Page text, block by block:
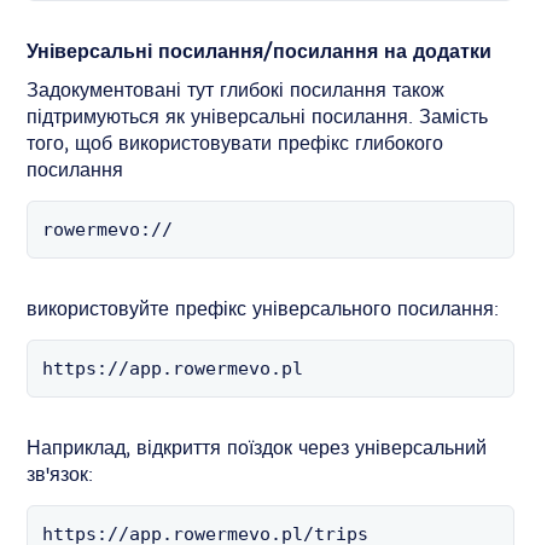
Універсальні посилання/посилання на додатки
Задокументовані тут глибокі посилання також
підтримуються як універсальні посилання. Замість
того, щоб використовувати префікс глибокого
посилання
rowermevo://
використовуйте префікс універсального посилання:
https://app.rowermevo.pl
Наприклад, відкриття поїздок через універсальний
зв'язок:
https://app.rowermevo.pl/trips